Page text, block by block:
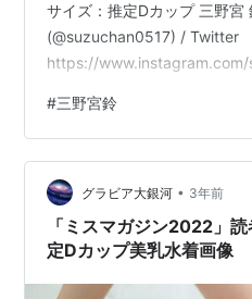
サイズ：推定Dカップ 三野宮
(@suzuchan0517) / Twitter
https://www.instagram.com/
の時間 ヤンマガデジタル写真
Amazon三野宮鈴 ミスマガ
２制服グラビア～卒業の季
作者:三野宮鈴講談社Amazon
グラ…
#三野宮鈴
グラビア大銀河 • 3年前
「ミスマガジン2022」
定Dカップ美乳水着画像